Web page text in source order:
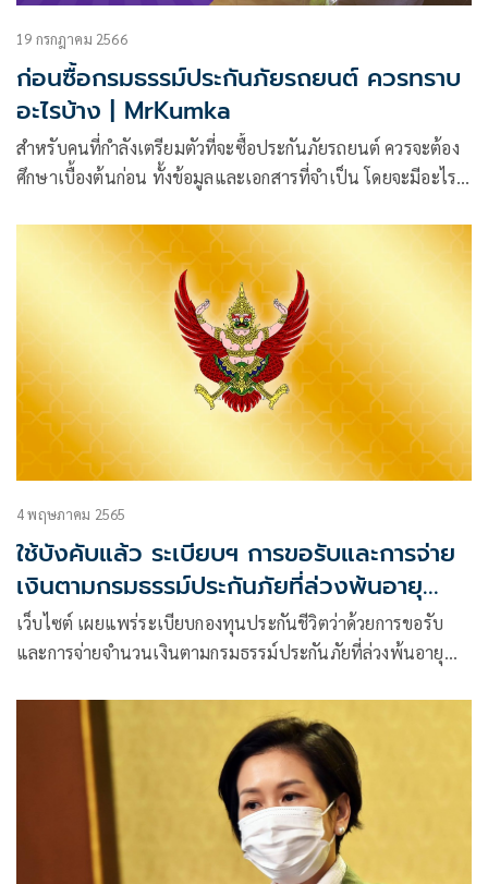
19 กรกฎาคม 2566
ก่อนซื้อกรมธรรม์ประกันภัยรถยนต์ ควรทราบ
อะไรบ้าง | MrKumka
สำหรับคนที่กำลังเตรียมตัวที่จะซื้อประกันภัยรถยนต์ ควรจะต้อง
ศึกษาเบื้องต้นก่อน ทั้งข้อมูลและเอกสารที่จำเป็น โดยจะมีอะไร
4 พฤษภาคม 2565
ใช้บังคับแล้ว ระเบียบฯ การขอรับและการจ่าย
เงินตามกรมธรรม์ประกันภัยที่ล่วงพ้นอายุ
ความ
เว็บไซต์ เผยแพร่ระเบียบกองทุนประกันชีวิตว่าด้วยการขอรับ
และการจ่ายจำนวนเงินตามกรมธรรม์ประกันภัยที่ล่วงพ้นอายุ